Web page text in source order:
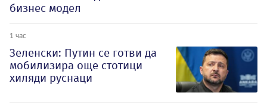
бизнес модел
1 час
Зеленски: Путин се готви да
мобилизира още стотици
хиляди руснаци